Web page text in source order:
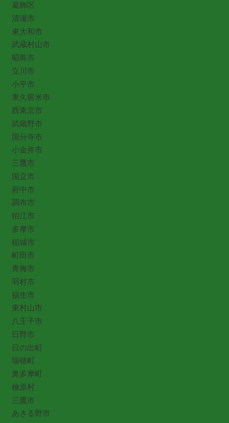
葛飾区
清瀬市
東大和市
武蔵村山市
昭島市
立川市
小平市
東久留米市
西東京市
武蔵野市
国分寺市
小金井市
三鷹市
国立市
府中市
調布市
狛江市
多摩市
稲城市
町田市
青梅市
羽村市
福生市
東村山市
八王子市
日野市
日の出町
瑞穂町
奥多摩町
檜原村
三鷹市
あきる野市